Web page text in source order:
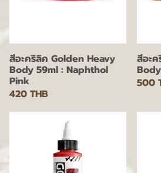
สีอะคริลิค Golden Heavy
Body 59ml : Naphthol
Pink
420 THB
สีอะ
500